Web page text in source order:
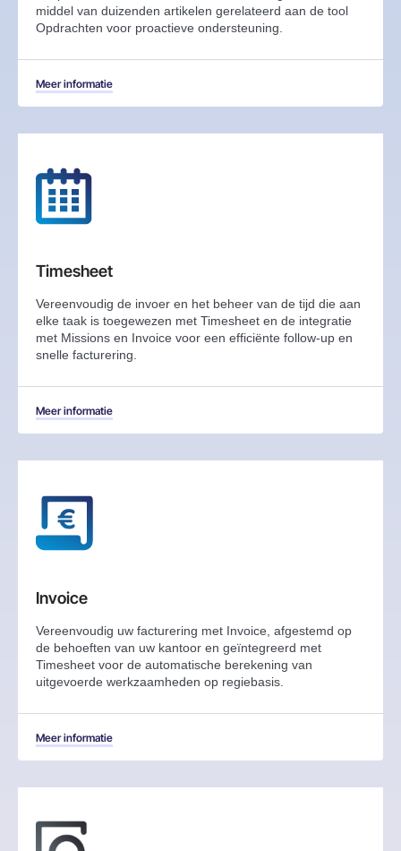
middel van duizenden artikelen gerelateerd aan de tool
Opdrachten voor proactieve ondersteuning.
Meer informatie
Timesheet
Vereenvoudig de invoer en het beheer van de tijd die aan
elke taak is toegewezen met Timesheet en de integratie
met Missions en Invoice voor een efficiënte follow-up en
snelle facturering.
Meer informatie
Invoice
Vereenvoudig uw facturering met Invoice, afgestemd op
de behoeften van uw kantoor en geïntegreerd met
Timesheet voor de automatische berekening van
uitgevoerde werkzaamheden op regiebasis.
Meer informatie